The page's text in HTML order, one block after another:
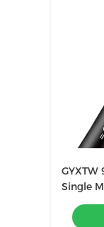
Single
Duct /